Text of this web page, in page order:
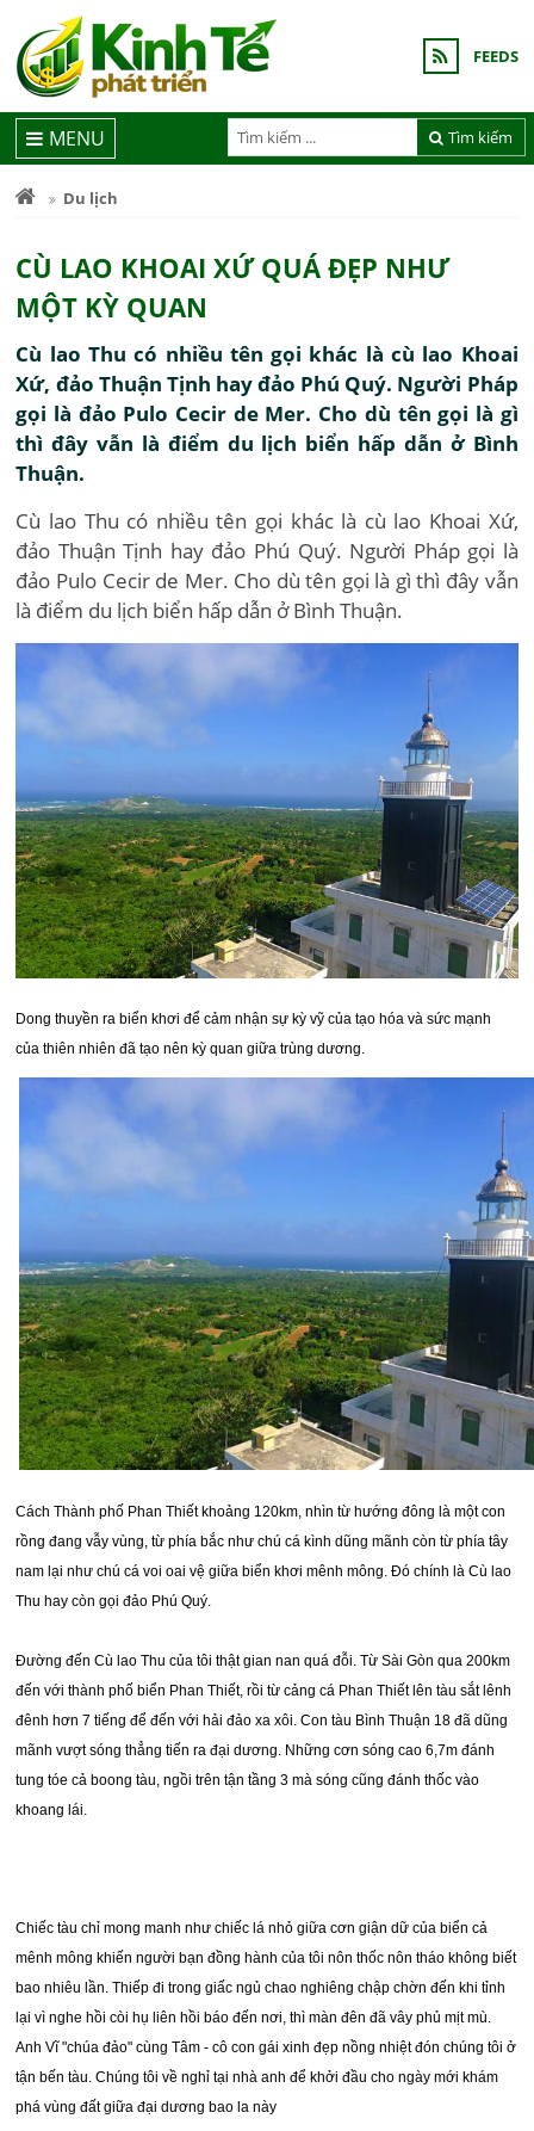
FEEDS
Tìm kiếm
MENU
Du lịch
CÙ LAO KHOAI XỨ QUÁ ĐẸP NHƯ
MỘT KỲ QUAN
Cù lao Thu có nhiều tên gọi khác là cù lao Khoai
Xứ, đảo Thuận Tịnh hay đảo Phú Quý. Người Pháp
gọi là đảo Pulo Cecir de Mer. Cho dù tên gọi là gì
thì đây vẫn là điểm du lịch biển hấp dẫn ở Bình
Thuận.
Cù lao Thu có nhiều tên gọi khác là cù lao Khoai Xứ,
đảo Thuận Tịnh hay đảo Phú Quý. Người Pháp gọi là
đảo Pulo Cecir de Mer. Cho dù tên gọi là gì thì đây vẫn
là điểm du lịch biển hấp dẫn ở Bình Thuận.
Dong thuyền ra biển khơi để cảm nhận sự kỳ vỹ của tạo hóa và sức mạnh
của thiên nhiên đã tạo nên kỳ quan giữa trùng dương.
Cách Thành phố Phan Thiết khoảng 120km, nhìn từ hướng đông là một con
rồng đang vẫy vùng, từ phía bắc như chú cá kình dũng mãnh còn từ phía tây
nam lại như chú cá voi oai vệ giữa biển khơi mênh mông. Đó chính là Cù lao
Thu hay còn gọi đảo Phú Quý.
Đường đến Cù lao Thu của tôi thật gian nan quá đỗi. Từ Sài Gòn qua 200km
đến với thành phố biển Phan Thiết, rồi từ cảng cá Phan Thiết lên tàu sắt lênh
đênh hơn 7 tiếng để đến với hải đảo xa xôi. Con tàu Bình Thuận 18 đã dũng
mãnh vượt sóng thẳng tiến ra đại dương. Những cơn sóng cao 6,7m đánh
tung tóe cả boong tàu, ngồi trên tận tầng 3 mà sóng cũng đánh thốc vào
khoang lái.
Chiếc tàu chỉ mong manh như chiếc lá nhỏ giữa cơn giận dữ của biển cả
mênh mông khiến người bạn đồng hành của tôi nôn thốc nôn tháo không biết
bao nhiêu lần. Thiếp đi trong giấc ngủ chao nghiêng chập chờn đến khi tỉnh
lại vì nghe hồi còi hụ liên hồi báo đến nơi, thì màn đên đã vây phủ mịt mù.
Anh Vĩ "chúa đảo" cùng Tâm - cô con gái xinh đẹp nồng nhiệt đón chúng tôi ở
tận bến tàu. Chúng tôi về nghỉ tại nhà anh để khởi đầu cho ngày mới khám
phá vùng đất giữa đại dương bao la này